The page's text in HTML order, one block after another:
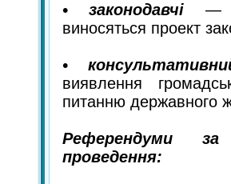
• законодавчі —
виносяться проект
•
виявлення
питанню державного
Референдуми за
проведення: